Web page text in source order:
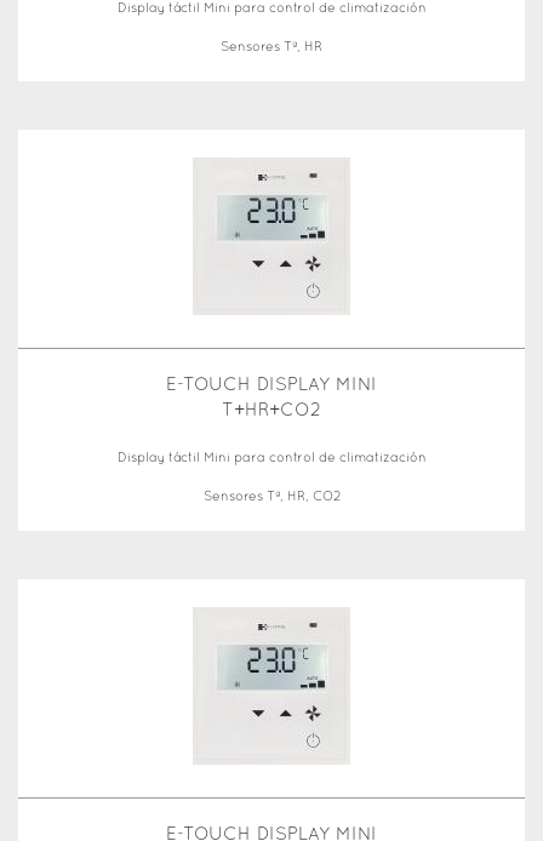
Display táctil Mini para control de climatización
Sensores Tª, HR
E-TOUCH DISPLAY MINI
T+HR+CO2
Display táctil Mini para control de climatización
Sensores Tª, HR, CO2
E-TOUCH DISPLAY MINI